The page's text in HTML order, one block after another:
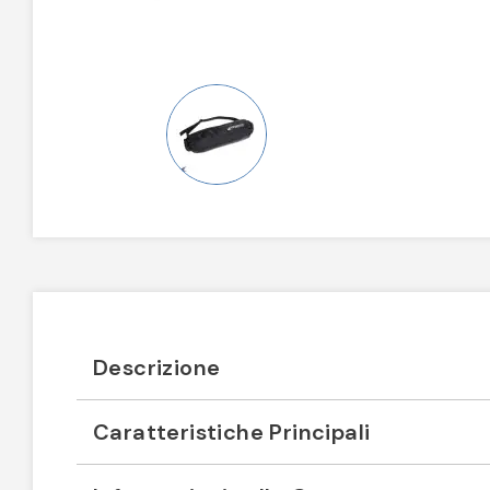
Descrizione
Caratteristiche Principali